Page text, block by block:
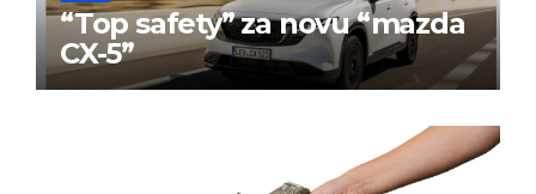
“Top safety” za novu “mazda
CX-5”